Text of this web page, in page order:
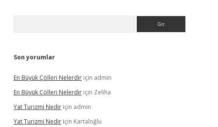
Son yorumlar
En Büyük Çölleri Nelerdir için admin
En Büyük Çölleri Nelerdir için Zeliha
Yat Turizmi Nedir için admin
Yat Turizmi Nedir için Kartaloğlu